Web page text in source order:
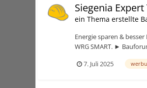
Siegenia Expert
ein Thema erstellte
Energie sparen &
WRG SMART. ►
7. Juli 2025